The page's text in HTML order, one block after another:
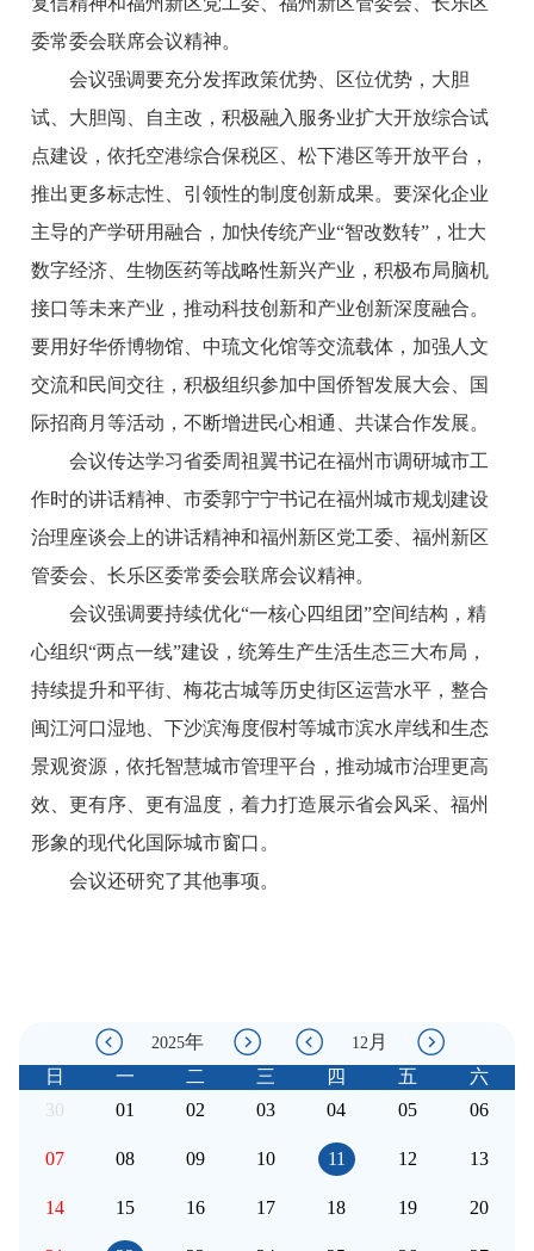
委常委会联席会议精神。
会议强调要充分发挥政策优势、区位优势，大胆
试、大胆闯、自主改，积极融入服务业扩大开放综合试
点建设，依托空港综合保税区、松下港区等开放平台，
推出更多标志性、引领性的制度创新成果。要深化企业
主导的产学研用融合，加快传统产业“智改数转”，壮大
数字经济、生物医药等战略性新兴产业，积极布局脑机
接口等未来产业，推动科技创新和产业创新深度融合。
要用好华侨博物馆、中琉文化馆等交流载体，加强人文
交流和民间交往，积极组织参加中国侨智发展大会、国
际招商月等活动，不断增进民心相通、共谋合作发展。
会议传达学习省委周祖翼书记在福州市调研城市工
作时的讲话精神、市委郭宁宁书记在福州城市规划建设
治理座谈会上的讲话精神和福州新区党工委、福州新区
管委会、长乐区委常委会联席会议精神。
会议强调要持续优化“一核心四组团”空间结构，精
心组织“两点一线”建设，统筹生产生活生态三大布局，
持续提升和平街、梅花古城等历史街区运营水平，整合
闽江河口湿地、下沙滨海度假村等城市滨水岸线和生态
景观资源，依托智慧城市管理平台，推动城市治理更高
效、更有序、更有温度，着力打造展示省会风采、福州
形象的现代化国际城市窗口。
会议还研究了其他事项。
2025年 12 月
日
一 二 三 四 五
六
30
01 02 03 04 05 06
07 08 09 10 11 12 13
14 15 16 17 18 19 20